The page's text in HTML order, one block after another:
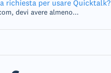
richiesta per usare Quicktalk?
devi avere almeno...